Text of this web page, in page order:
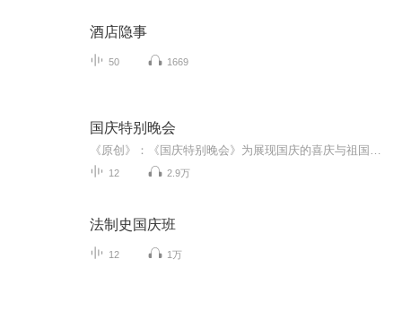
酒店隐事
50 1669
国庆特别晚会
12 2.9万
法制史国庆班
12 1万